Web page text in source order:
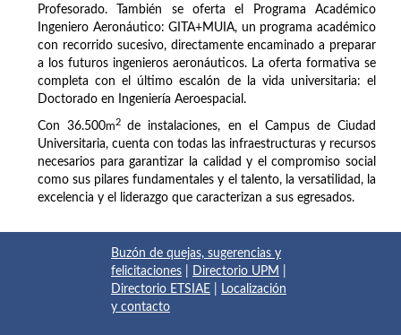
Profesorado. También se oferta el Programa Académico
Ingeniero Aeronáutico: GITA+MUIA, un programa académico
con recorrido sucesivo, directamente encaminado a preparar
a los futuros ingenieros aeronáuticos. La oferta formativa se
completa con el último escalón de la vida universitaria: el
Doctorado en Ingeniería Aeroespacial.
Con 36.500m2
de instalaciones, en el Campus de Ciudad
Universitaria, cuenta con todas las infraestructuras y recursos
necesarios para garantizar la calidad y el compromiso social
como sus pilares fundamentales y el talento, la versatilidad, la
excelencia y el liderazgo que caracterizan a sus egresados.
Buzón de quejas, sugerencias y
felicitaciones
Directorio UPM
Directorio ETSIAE
Localización
y contacto